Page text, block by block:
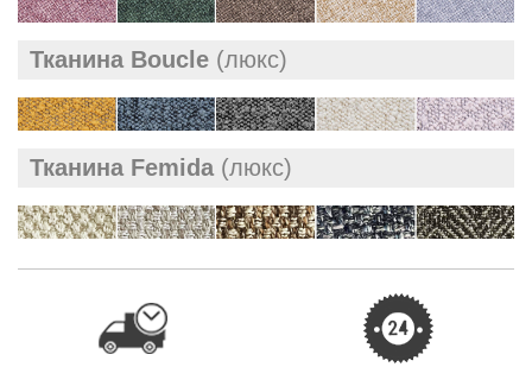
Тканина Boucle (люкс)
Тканина Femida (люкс)